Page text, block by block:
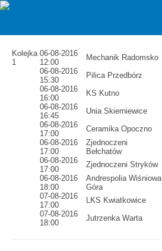
Kolejka
1
06-08-2016
12:00
Mechanik Radomsko
06-08-2016
15:30
Pilica Przedbórz
06-08-2016
16:00
KS Kutno
06-08-2016
16:45
Unia Skierniewice
06-08-2016
17:00
Ceramika Opoczno
06-08-2016
17:00
Zjednoczeni
Bełchatów
06-08-2016
17:00
Zjednoczeni Stryków
06-08-2016
18:00
Andrespolia Wiśniowa
Góra
07-08-2016
17:00
LKS Kwiatkowice
07-08-2016
18:00
Jutrzenka Warta